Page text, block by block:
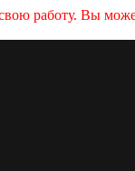
работу. Вы